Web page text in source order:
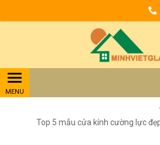
Top 5 mẫu cửa kính cường lực